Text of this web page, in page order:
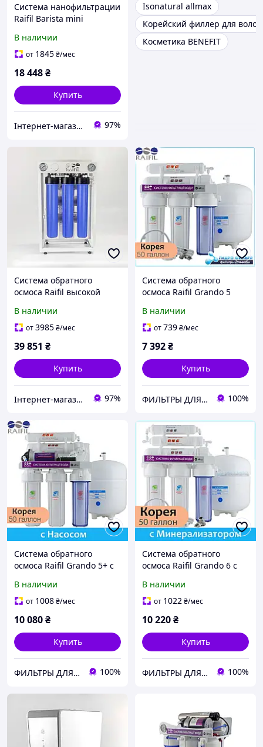
Система нанофильтрации
Raifil Barista mini
В наличии
от 1845₴/мес
18 448₴
Купить
Інтернет-магазин "voda-plus" 97%
Isonatural allmax
Корейский филлер для волос
Косметика BENEFIT
Система обратного
осмоса Raifil высокой
G 20" Slim
В наличии
от3985₴/мес
39 851 ₴
Купить
Інтернет-магазин "voda-plus" 97%
Система обратного
осмоса Raifil Grando 5
В наличии
от739₴/мес
7 392₴
Купить
ФИЛЬТРЫ ДЛЯ ВОДЫ ➤ Купить в Киеве и по всей Украине • интернет-магазин hydro.in.ua 100%
Система обратного
осмоса Raifil Grando 5+ с
В наличии
от 1008₴/мес
10 080₴
Купить
ФИЛЬТРЫ ДЛЯ ВОДЫ ➤ Купить в Киеве и по всей Украине • интернет-магазин hydro.in.ua 100%
Система обратного
осмоса Raifil Grando 6 с
(RO905-650-EZ)
В наличии
от 1022₴/мес
10 220₴
Купить
ФИЛЬТРЫ ДЛЯ ВОДЫ ➤ Купить в Киеве и по всей Украине • интернет-магазин hydro.in.ua 100%